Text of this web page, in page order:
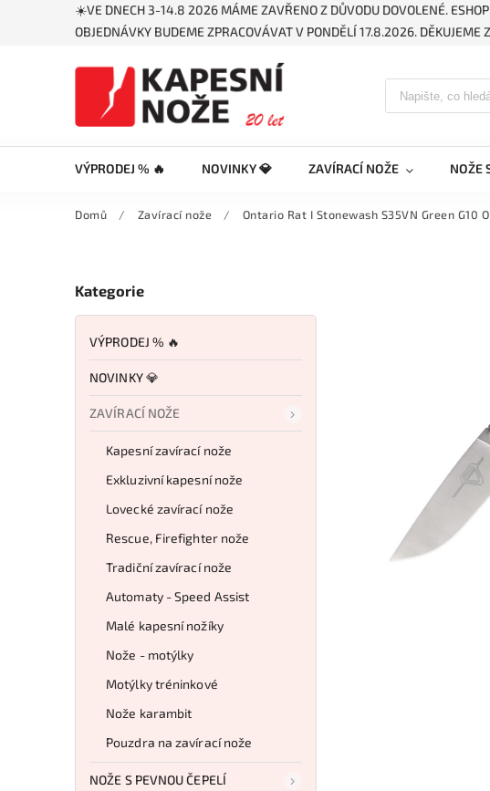
☀️VE DNECH 3-14.8 2026 MÁME ZAVŘENO Z DŮVODU DOVOLENÉ.
OBJEDNÁVKY BUDEME ZPRACOVÁVAT V PONDĚLÍ 17.8.2026. DĚKUJEME
VÝPRODEJ % 🔥 NOVINKY 💎 ZAVÍRACÍ NOŽE NOŽE
Domů / Zavírací nože / Ontario Rat I Stonewash S35VN Green G10
Kategorie
VÝPRODEJ % 🔥
NOVINKY 💎
ZAVÍRACÍ NOŽE
Kapesní zavírací nože
Exkluzivní kapesní nože
Lovecké zavírací nože
Rescue, Firefighter nože
Tradiční zavírací nože
Automaty - Speed Assist
Malé kapesní nožíky
Nože - motýlky
Motýlky tréninkové
Nože karambit
Pouzdra na zavírací nože
NOŽE S PEVNOU ČEPELÍ